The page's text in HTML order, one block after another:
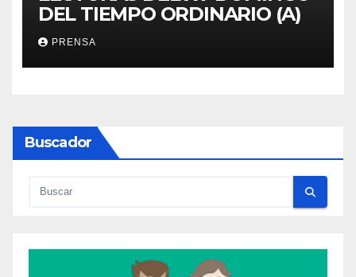
DEL TIEMPO ORDINARIO (A)
PRENSA
Buscador